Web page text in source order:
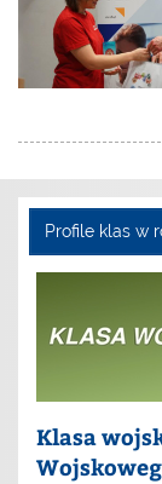
Profile klas w
Klasa